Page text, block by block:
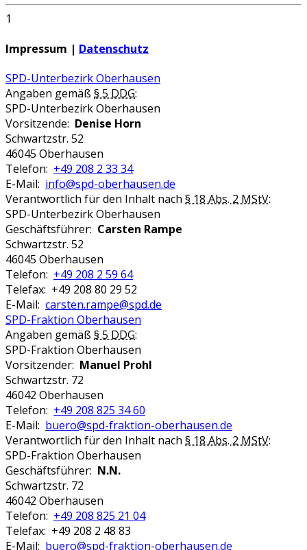
1
Impressum | Datenschutz
SPD-Unterbezirk Oberhausen
Angaben gemäß § 5 DDG:
SPD-Unterbezirk Oberhausen
Vorsitzende: Denise Horn
Schwartzstr. 52
46045 Oberhausen
Telefon: +49 208 2 33 34
E-Mail: info@spd-oberhausen.de
Verantwortlich für den Inhalt nach § 18 Abs. 2 MStV:
SPD-Unterbezirk Oberhausen
Geschäftsführer: Carsten Rampe
Schwartzstr. 52
46045 Oberhausen
Telefon: +49 208 2 59 64
Telefax: +49 208 80 29 52
E-Mail: carsten.rampe@spd.de
SPD-Fraktion Oberhausen
Angaben gemäß § 5 DDG:
SPD-Fraktion Oberhausen
Vorsitzender: Manuel Prohl
Schwartzstr. 72
46042 Oberhausen
Telefon: +49 208 825 34 60
E-Mail: buero@spd-fraktion-oberhausen.de
Verantwortlich für den Inhalt nach § 18 Abs. 2 MStV:
SPD-Fraktion Oberhausen
Geschäftsführer: N.N.
Schwartzstr. 72
46042 Oberhausen
Telefon: +49 208 825 21 04
Telefax: +49 208 2 48 83
E-Mail: buero@spd-fraktion-oberhausen.de